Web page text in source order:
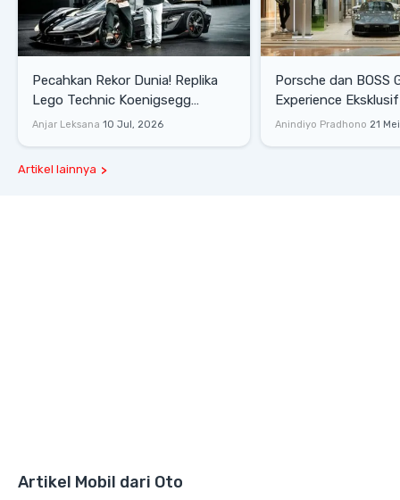
Pecahkan Rekor Dunia! Replika
Lego Technic Koenigsegg
Sadair's Spear Ukuran Asli Sukses
Anjar Leksana 10 Jul, 2026
Porsche dan BOSS
Experience
Senayan, Hadirkan
Anindiyo Pradhono 21
Artikel lainnya
Artikel Mobil dari Oto